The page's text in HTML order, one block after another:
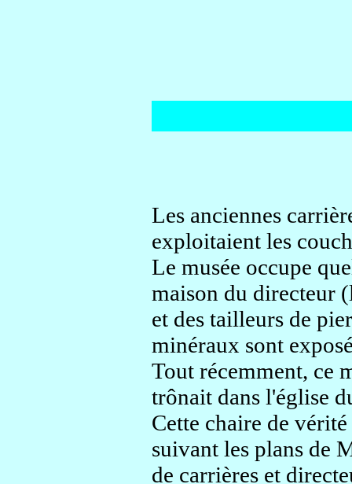
Les anciennes
exploitaient les
Le musée occupe
maison du directeur
et des tailleurs de
minéraux sont
Tout récemment, ce
trônait dans l'église
Cette chaire de
suivant les plans de
de carrières et